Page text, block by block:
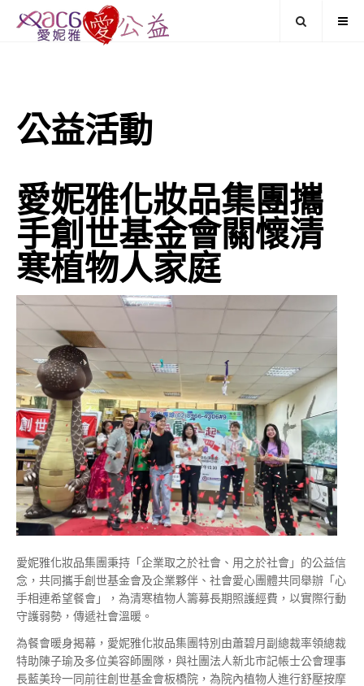
公益活動
愛妮雅化妝品集團攜
手創世基金會關懷清
寒植物人家庭
愛妮雅化妝品集團秉持「企業取之於社會、用之於社會」的公益信
念，共同攜手創世基金會及企業夥伴、社會愛心團體共同舉辦「心
手相連希望餐會」，為清寒植物人籌募長期照護經費，以實際行動
守護弱勢，傳遞社會溫暖。
為餐會暖身揭幕，愛妮雅化妝品集團特別由蕭碧月副總裁率領總裁
特助陳子瑜及多位美容師團隊，與社團法人新北市記帳士公會理事
長藍美玲一同前往創世基金會板橋院，為院內植物人進行舒壓按摩